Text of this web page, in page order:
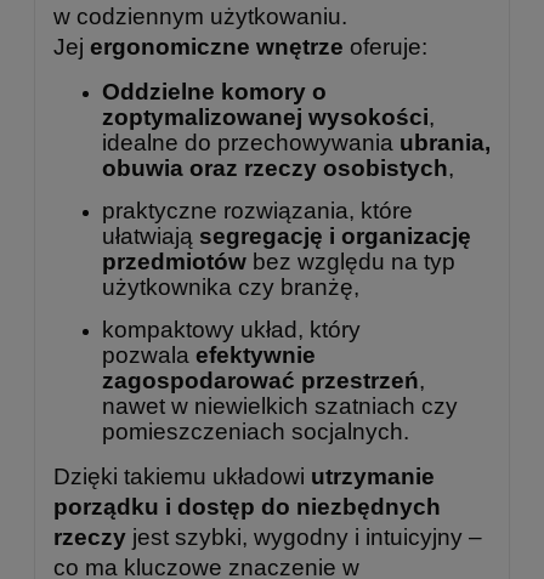
w codziennym użytkowaniu.
Jej ergonomiczne wnętrze oferuje:
Oddzielne komory o
zoptymalizowanej wysokości,
idealne do przechowywania ubrania,
obuwia oraz rzeczy osobistych,
praktyczne rozwiązania, które
ułatwiają segregację i organizację
przedmiotów bez względu na typ
użytkownika czy branżę,
kompaktowy układ, który
pozwala efektywnie
zagospodarować przestrzeń,
nawet w niewielkich szatniach czy
pomieszczeniach socjalnych.
Dzięki takiemu układowi utrzymanie
porządku i dostęp do niezbędnych
rzeczy jest szybki, wygodny i intuicyjny –
co ma kluczowe znaczenie w